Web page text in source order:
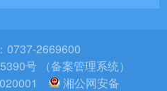
0737-2669600
号 （备案管理系统）
湘公网安备